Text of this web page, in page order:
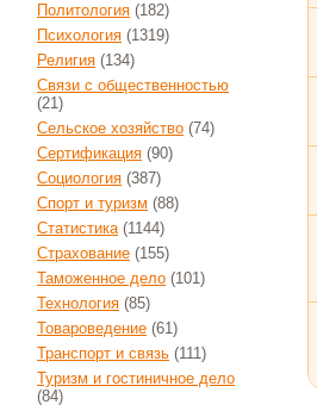
Политология (182)
Психология (1319)
Религия (134)
Связи с общественностью
(21)
Сельское хозяйство (74)
Сертификация (90)
Социология (387)
Спорт и туризм (88)
Статистика(1144)
Страхование (155)
Таможенное дело (101)
Технология (85)
Товароведение (61)
Транспорт и связь (111)
Туризм и гостиничное дело
(84)